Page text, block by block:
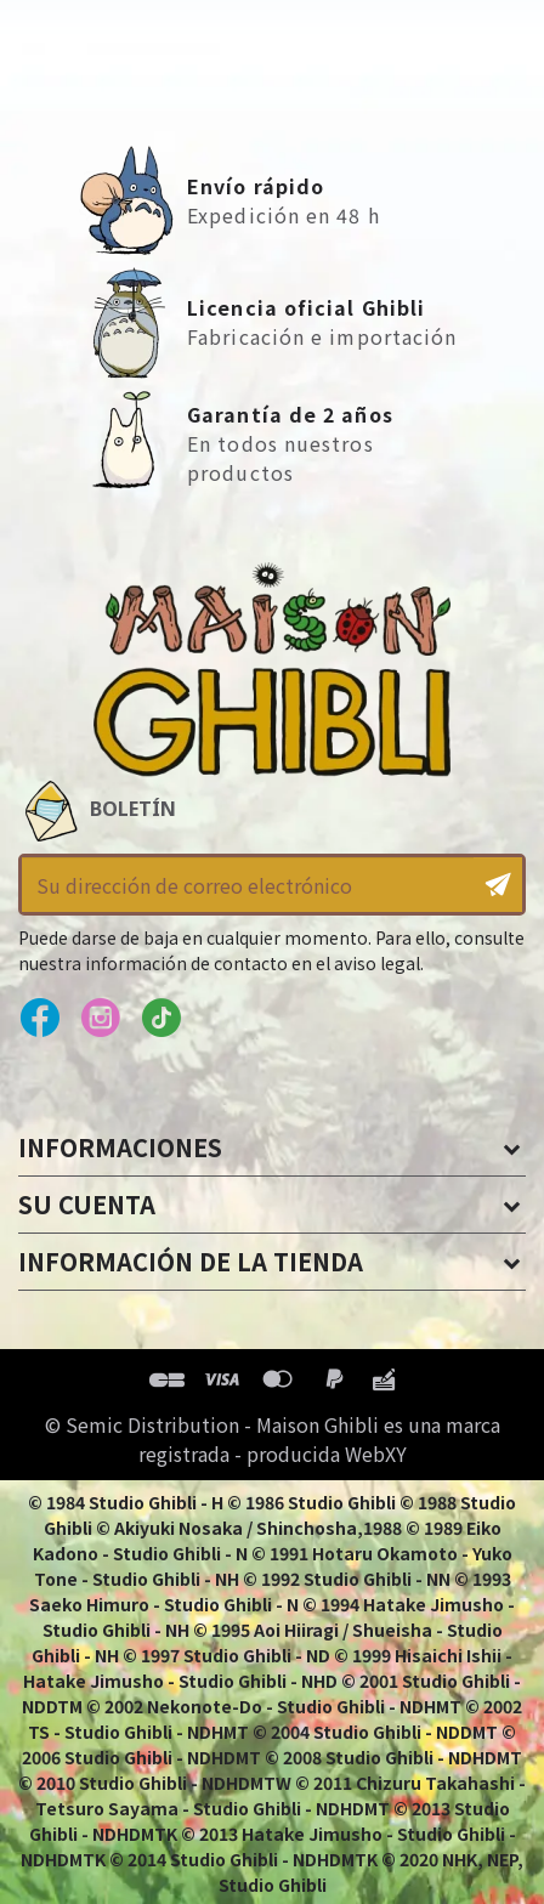
Envío rápido
Expedición en 48 h
Licencia oficial Ghibli
Fabricación e importación
Garantía de 2 años
En todos nuestros
productos
BOLETÍN
Puede darse de baja en cualquier momento. Para ello, consulte
nuestra información de contacto en el aviso legal.
INFORMACIONES
SU CUENTA
INFORMACIÓN DE LA TIENDA
© Semic Distribution - Maison Ghibli es una marca
registrada - producida WebXY
© 1984 Studio Ghibli - H © 1986 Studio Ghibli © 1988 Studio
Ghibli © Akiyuki Nosaka / Shinchosha,1988 © 1989 Eiko
Kadono - Studio Ghibli - N © 1991 Hotaru Okamoto - Yuko
Tone - Studio Ghibli - NH © 1992 Studio Ghibli - NN © 1993
Saeko Himuro - Studio Ghibli - N © 1994 Hatake Jimusho -
Studio Ghibli - NH © 1995 Aoi Hiiragi / Shueisha - Studio
Ghibli - NH © 1997 Studio Ghibli - ND © 1999 Hisaichi Ishii -
Hatake Jimusho - Studio Ghibli - NHD © 2001 Studio Ghibli -
NDDTM © 2002 Nekonote-Do - Studio Ghibli - NDHMT © 2002
TS - Studio Ghibli - NDHMT © 2004 Studio Ghibli - NDDMT ©
2006 Studio Ghibli - NDHDMT © 2008 Studio Ghibli - NDHDMT
© 2010 Studio Ghibli - NDHDMTW © 2011 Chizuru Takahashi -
Tetsuro Sayama - Studio Ghibli - NDHDMT © 2013 Studio
Ghibli - NDHDMTK © 2013 Hatake Jimusho - Studio Ghibli -
NDHDMTK © 2014 Studio Ghibli - NDHDMTK © 2020 NHK, NEP,
Studio Ghibli